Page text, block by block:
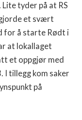
tyder på at RS
et svært
for å starte Rødt i
at lokallaget
et oppgjør med
I tillegg kom saker
på